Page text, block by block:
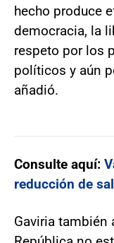
hecho produce
democracia, la
respeto por los
políticos y aún
añadió.
Consulte aquí:
reducción de
Gaviria también